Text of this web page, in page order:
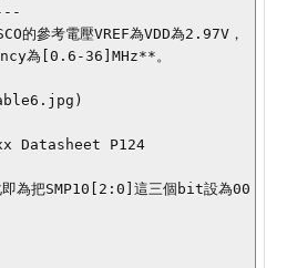
的參考電壓VREF為VDD為2.97V，
為[0.6-36]MHz**。
Datasheet P124
即為把SMP10[2:0]這三個bit設為00